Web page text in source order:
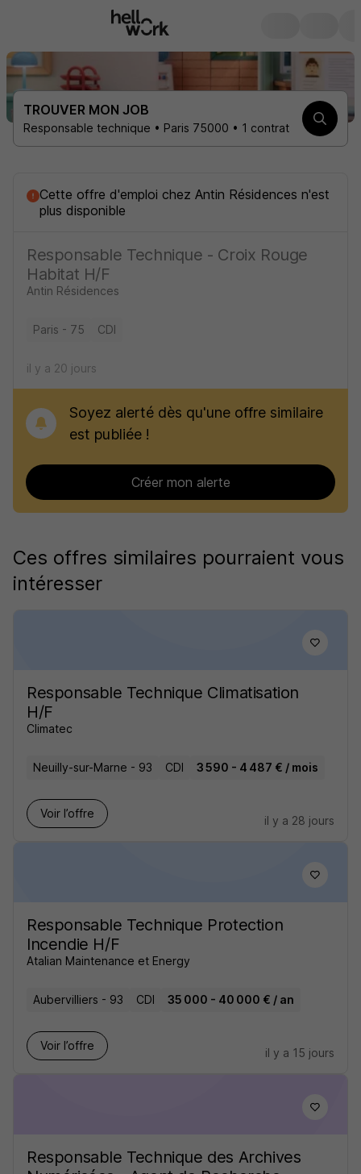
TROUVER MON JOB
Responsable technique • Paris 75000 • 1 contrat
Cette offre d'emploi chez Antin Résidences n'est
plus disponible
Responsable Technique - Croix Rouge
Habitat H/F
Antin Résidences
Paris - 75 CDI
il y a 20 jours
Soyez alerté dès qu'une offre similaire
est publiée !
Créer mon alerte
Ces offres similaires pourraient vous
intéresser
Responsable Technique Climatisation
H/F
Climatec
Neuilly-sur-Marne - 93 CDI 3 590 - 4 487 € / mois
Voir l’offre
il y a 28 jours
Responsable Technique Protection
Incendie H/F
Atalian Maintenance et Energy
Aubervilliers - 93 CDI 35 000 - 40 000 € / an
Voir l’offre
il y a 15 jours
Responsable Technique des Archives